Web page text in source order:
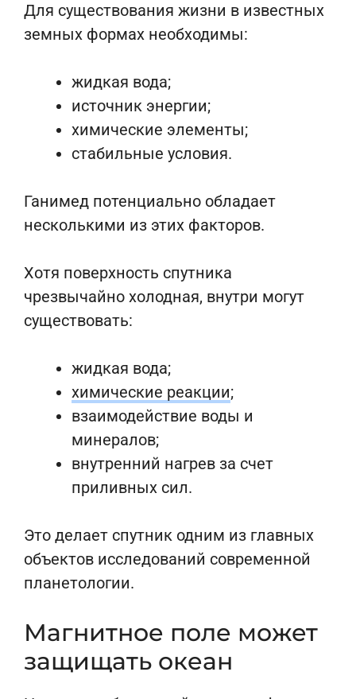
Для существования жизни в известных
земных формах необходимы:
жидкая вода;
источник энергии;
химические элементы;
стабильные условия.
Ганимед потенциально обладает
несколькими из этих факторов.
Хотя поверхность спутника
чрезвычайно холодная, внутри могут
существовать:
жидкая вода;
химические реакции;
взаимодействие воды и
минералов;
внутренний нагрев за счет
приливных сил.
Это делает спутник одним из главных
объектов исследований современной
планетологии.
Магнитное поле может
защищать океан